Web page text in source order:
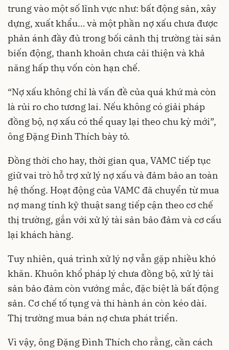
trung vào một số lĩnh vực như: bất động sản, xây
dựng, xuất khẩu… và một phần nợ xấu chưa được
phản ánh đầy đủ trong bối cảnh thị trường tài sản
biến động, thanh khoản chưa cải thiện và khả
năng hấp thụ vốn còn hạn chế.
“Nợ xấu không chỉ là vấn đề của quá khứ mà còn
là rủi ro cho tương lai. Nếu không có giải pháp
đồng bộ, nợ xấu có thể quay lại theo chu kỳ mới”,
ông Đặng Đình Thích bày tỏ.
Đồng thời cho hay, thời gian qua, VAMC tiếp tục
giữ vai trò hỗ trợ xử lý nợ xấu và đảm bảo an toàn
hệ thống. Hoạt động của VAMC đã chuyển từ mua
nợ mang tính kỹ thuật sang tiếp cận theo cơ chế
thị trường, gắn với xử lý tài sản bảo đảm và cơ cấu
lại khách hàng.
Tuy nhiên, quá trình xử lý nợ vẫn gặp nhiều khó
khăn. Khuôn khổ pháp lý chưa đồng bộ, xử lý tài
sản bảo đảm còn vướng mắc, đặc biệt là bất động
sản. Cơ chế tố tụng và thi hành án còn kéo dài.
Thị trường mua bán nợ chưa phát triển.
Vì vậy, ông Đặng Đình Thích cho rằng, cần cách